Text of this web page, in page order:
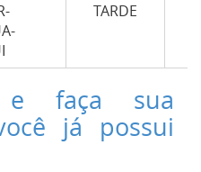
TARDE
e faça sua
já possui